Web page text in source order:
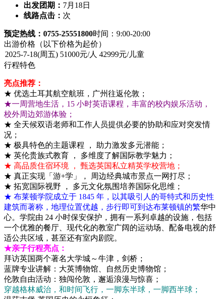
出发团期： 7月18日
线路点击： 次
预定热线：0755-25551800时间：9:00-20:00
出游价格 （以下价格为起价）
行程特色
亮点推荐：
★ 优选土耳其航空航班，广州往返伦敦；
★一周营地生活，15 小时英语课程，丰富的校内娱乐活动，
校外周边郊游体验；
★ 全天候双语老师和工作人员提供必要的协助和应对突发情
况；
★ 极具特色的主题课程 ， 助力激发多元潜能；
★ 英伦贵族式教育 ， 多维度了解国际教学魅力；
★ 高品质住宿环境 ， 甄选英国私立精英学校营地；
★ 真正实现「游+学」， 周边经典城市景点一网打尽；
★ 拓宽国际视野 ， 多元文化氛围培养国际化思维；
★ 布莱顿学院成立于 1845 年，以其吸引人的哥特式和历史性
建筑而著称，地理位置优越，步行即可到达布莱顿镇的繁华中
心。学院由 24 小时保安保护，拥有一系列卓越的设施，包括
一个优雅的餐厅、现代化的教室广阔的运动场、配备电视的舒
适公共区域，甚至还有室内剧院。
★亲子行程亮点：
拜访英国两个著名大学城～牛津，剑桥；
蓝牌专业讲解：大英博物馆、自然历史博物馆；
伦敦自由活动：独闯伦敦，邂逅浪漫与惊喜；
穿越格林威治，和时间飞行，一脚东半球，一脚西半球；